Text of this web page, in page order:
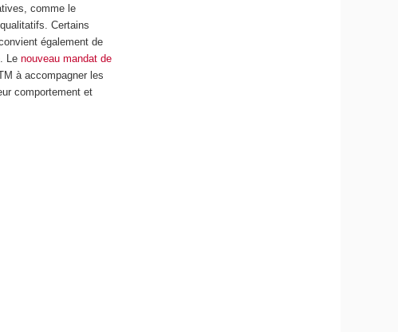
comme le
Certains
également de
Lenouveau mandat de
à accompagner les
comportement et